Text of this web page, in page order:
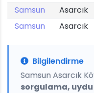
Samsun
Asarcık
Samsun
Asarcık
Bilgilendirme
Samsun Asarcık
sorgulama,